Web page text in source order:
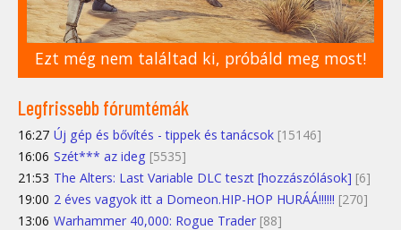
Ezt még nem találtad ki, próbáld meg most!
Legfrissebb fórumtémák
16:27 Új gép és bővítés - tippek és tanácsok [15146]
16:06 Szét*** az ideg [5535]
21:53 The Alters: Last Variable DLC teszt [hozzászólások] [6]
19:00 2 éves vagyok itt a Domeon.HIP-HOP HURÁÁ!!!!!! [270]
13:06 Warhammer 40,000: Rogue Trader [88]